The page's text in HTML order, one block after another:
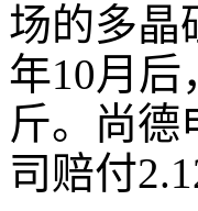
场的多晶
年10月后
斤。尚德
司赔付